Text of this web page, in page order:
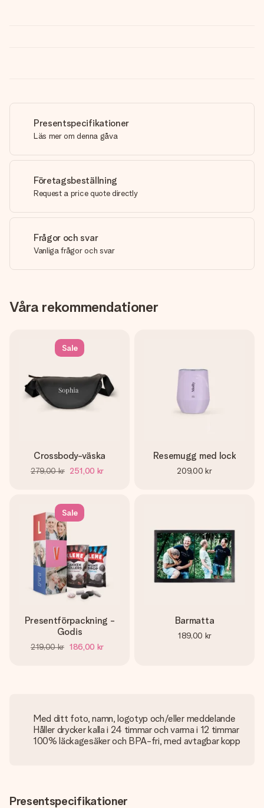
Presentspecifikationer
Läs mer om denna gåva
Företagsbeställning
Request a price quote directly
Frågor och svar
Vanliga frågor och svar
Våra rekommendationer
Sale
Crossbody-väska
279,00 kr 251,00 kr
Resemugg med lock
209,00 kr
Sale
Presentförpackning -
Godis
219,00 kr 186,00 kr
Barmatta
189,00 kr
Med ditt foto, namn, logotyp och/eller meddelande
Håller drycker kalla i 24 timmar och varma i 12 timmar
100% läckagesäker och BPA-fri, med avtagbar kopp
Presentspecifikationer